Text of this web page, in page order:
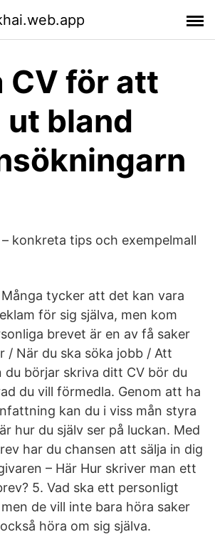
CV för att
bland
konkreta tips och exempelmall
Många tycker att det kan vara
för sig själva, men kom
brevet är en av få saker
/ När du ska söka jobb / Att
du börjar skriva ditt CV bör du
du vill förmedla. Genom att ha
kan du i viss mån styra
hur du själv ser på luckan. Med
har du chansen att sälja in dig
– Här Hur skriver man ett
5. Vad ska ett personligt
de vill inte bara höra saker
höra om sig själva.